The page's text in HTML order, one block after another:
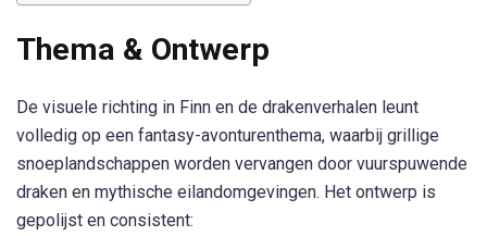
Thema & Ontwerp
De visuele richting in Finn en de drakenverhalen leunt
volledig op een fantasy-avonturenthema, waarbij grillige
snoeplandschappen worden vervangen door vuurspuwende
draken en mythische eilandomgevingen. Het ontwerp is
gepolijst en consistent: